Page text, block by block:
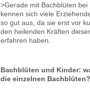
>Gerade mit Bachblüten bei
kennen sich viele
so gut aus, da sie erst vor
den heilenden Kräften
erfahren haben.
Bachblüten und Kinder:
die einzelnen Bachblüten?